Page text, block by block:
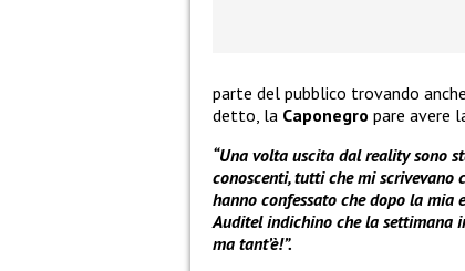
parte del pubblico trovando
detto, la Caponegro pare avere
“Una volta uscita dal reality sono
conoscenti, tutti che mi scrivevano
hanno confessato che dopo la mia
Auditel indichino che la settimana
ma tant’è!”.